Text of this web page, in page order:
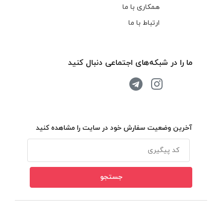
همکاری با ما
ارتباط با ما
ما را در شبکه‌های اجتماعی دنبال کنید
آخرین وضعیت سفارش خود در سایت را مشاهده کنید